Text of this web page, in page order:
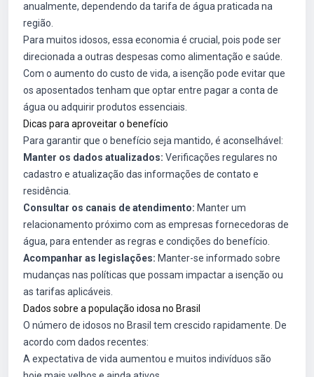
anualmente, dependendo da tarifa de água praticada na
região.
Para muitos idosos, essa economia é crucial, pois pode ser
direcionada a outras despesas como alimentação e saúde.
Com o aumento do custo de vida, a isenção pode evitar que
os aposentados tenham que optar entre pagar a conta de
água ou adquirir produtos essenciais.
Dicas para aproveitar o benefício
Para garantir que o benefício seja mantido, é aconselhável:
Manter os dados atualizados: Verificações regulares no
cadastro e atualização das informações de contato e
residência.
Consultar os canais de atendimento: Manter um
relacionamento próximo com as empresas fornecedoras de
água, para entender as regras e condições do benefício.
Acompanhar as legislações: Manter-se informado sobre
mudanças nas políticas que possam impactar a isenção ou
as tarifas aplicáveis.
Dados sobre a população idosa no Brasil
O número de idosos no Brasil tem crescido rapidamente. De
acordo com dados recentes:
A expectativa de vida aumentou e muitos indivíduos são